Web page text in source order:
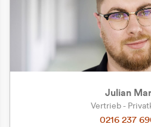
Privatkunde
Geschäftskunde
Julian
Vertrieb -
0216 237